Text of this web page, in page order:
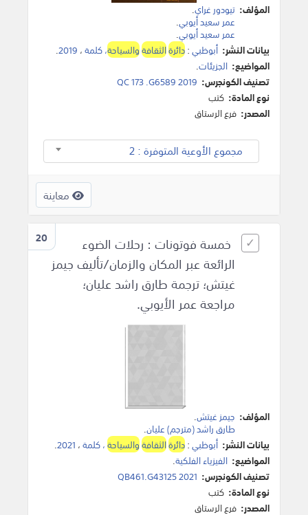
المؤلف: تيودور غراي.
عمر سعيد أيوبي.
عمر سعيد أيوبي.
بيانات النشر: أبوظبي:دائرةالثقافةوالسياحة، كلمة، 2019
.
المواضيع: الجزيئات.
تصنيف الكونجرس: QC 173 .G6589 2019
نوع المادة: كتب
المصدر: فرع الرستاق
مجموع الأوعية المتوفرة : 2
معاينة
20
خمسة فوتونات : رحلات الضوء
الرائعة عبر المكان والزمان/تأليف جيمز
غيتش؛ ترجمة طارق راشد عليان؛
مراجعة عمر الأيوبي.
المؤلف: جيمز غيتش.
طارق راشد (مترجم) عليان.
بيانات النشر: أبوظبي:دائرةالثقافةوالسياحة، كلمة، 2021
.
المواضيع: الفيزياء الفلكية.
تصنيف الكونجرس: QB461.G43125 2021
نوع المادة: كتب
المصدر: فرع الرستاق